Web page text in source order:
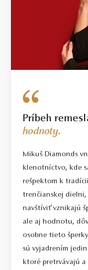
Príbeh
hodnoty.
Mikuš Diamonds
klenotníctvo, kde
rešpektom k
trenčianskej dielni,
navštíviť vznikajú
ale aj hodnotu,
osobne tieto
sú vyjadrením
ktoré pretrvávajú